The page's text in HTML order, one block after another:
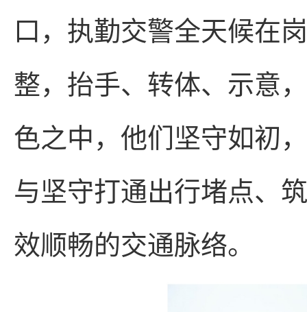
口，执勤交警全天候在
整，抬手、转体、示意
色之中，他们坚守如初
与坚守打通出行堵点、
效顺畅的交通脉络。